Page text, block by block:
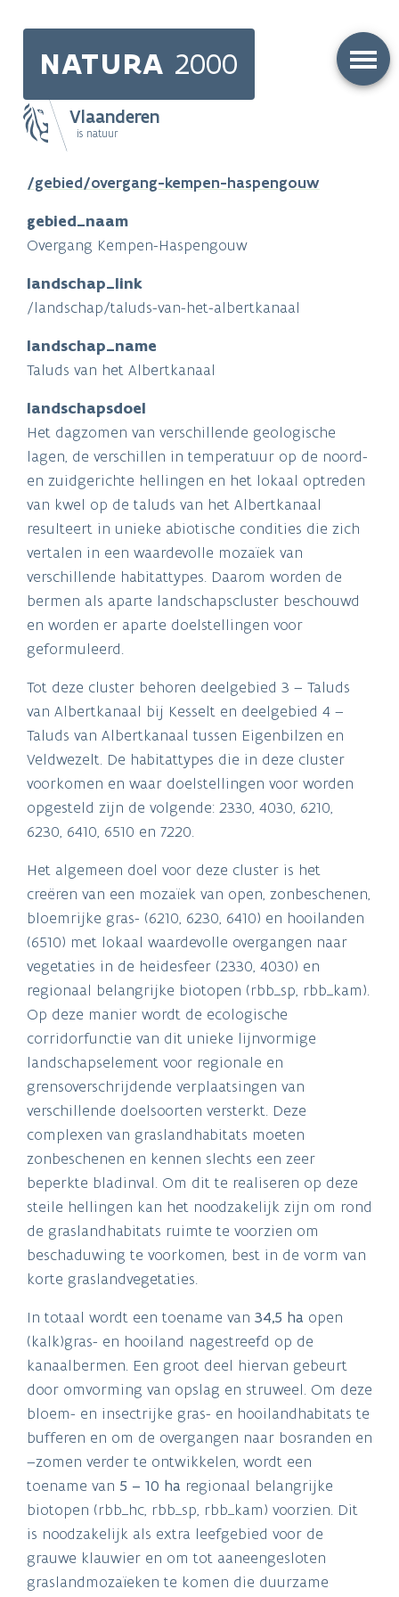
NATURA 2000
Vlaanderen
is natuur
Main
navigation
/gebied/overgang-kempen-haspengouw
gebied_naam
Overgang Kempen-Haspengouw
landschap_link
/landschap/taluds-van-het-albertkanaal
landschap_name
Taluds van het Albertkanaal
landschapsdoel
Het dagzomen van verschillende geologische
lagen, de verschillen in temperatuur op de noord-
en zuidgerichte hellingen en het lokaal optreden
van kwel op de taluds van het Albertkanaal
resulteert in unieke abiotische condities die zich
vertalen in een waardevolle mozaïek van
verschillende habitattypes. Daarom worden de
bermen als aparte landschapscluster beschouwd
en worden er aparte doelstellingen voor
geformuleerd.
Tot deze cluster behoren deelgebied 3 – Taluds
van Albertkanaal bij Kesselt en deelgebied 4 –
Taluds van Albertkanaal tussen Eigenbilzen en
Veldwezelt. De habitattypes die in deze cluster
voorkomen en waar doelstellingen voor worden
opgesteld zijn de volgende: 2330, 4030, 6210,
6230, 6410, 6510 en 7220.
Het algemeen doel voor deze cluster is het
creëren van een mozaïek van open, zonbeschenen,
bloemrijke gras- (6210, 6230, 6410) en hooilanden
(6510) met lokaal waardevolle overgangen naar
vegetaties in de heidesfeer (2330, 4030) en
regionaal belangrijke biotopen (rbb_sp, rbb_kam).
Op deze manier wordt de ecologische
corridorfunctie van dit unieke lijnvormige
landschapselement voor regionale en
grensoverschrijdende verplaatsingen van
verschillende doelsoorten versterkt. Deze
complexen van graslandhabitats moeten
zonbeschenen en kennen slechts een zeer
beperkte bladinval. Om dit te realiseren op deze
steile hellingen kan het noodzakelijk zijn om rond
de graslandhabitats ruimte te voorzien om
beschaduwing te voorkomen, best in de vorm van
korte graslandvegetaties.
In totaal wordt een toename van 34,5 ha open
(kalk)gras- en hooiland nagestreefd op de
kanaalbermen. Een groot deel hiervan gebeurt
door omvorming van opslag en struweel. Om deze
bloem- en insectrijke gras- en hooilandhabitats te
bufferen en om de overgangen naar bosranden en
–zomen verder te ontwikkelen, wordt een
toename van 5 – 10 ha regionaal belangrijke
biotopen (rbb_hc, rbb_sp, rbb_kam) voorzien. Dit
is noodzakelijk als extra leefgebied voor de
grauwe klauwier en om tot aaneengesloten
graslandmozaïeken te komen die duurzame